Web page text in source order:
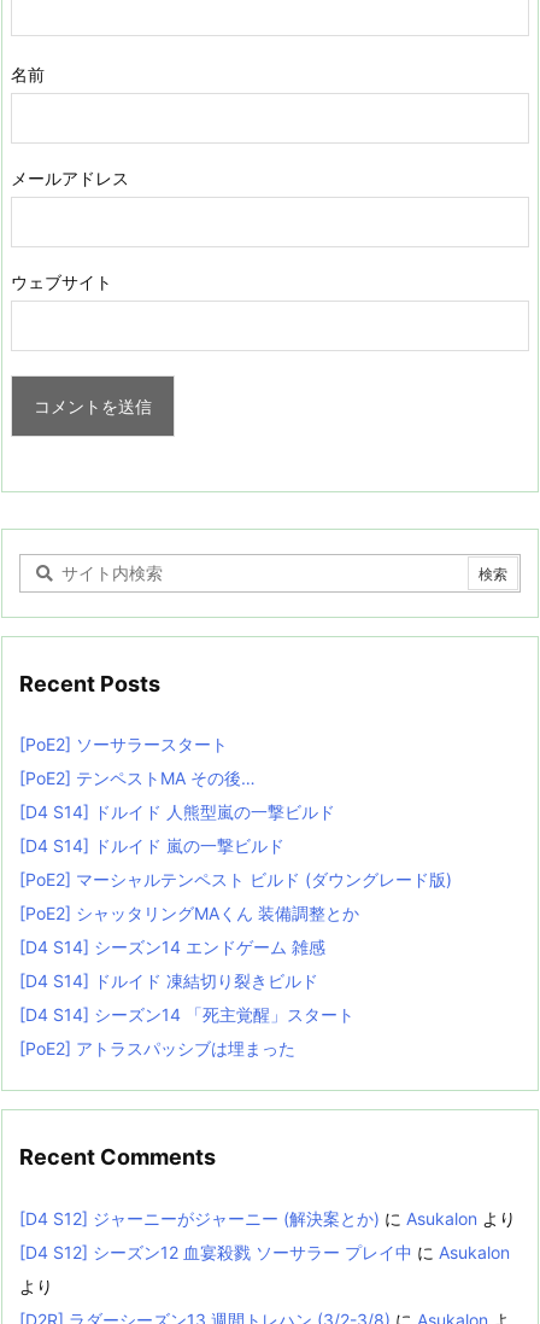
名前
メールアドレス
ウェブサイト
Recent Posts
[PoE2] ソーサラースタート
[PoE2] テンペストMA その後…
[D4 S14] ドルイド 人熊型嵐の一撃ビルド
[D4 S14] ドルイド 嵐の一撃ビルド
[PoE2] マーシャルテンペスト ビルド (ダウングレード版)
[PoE2] シャッタリングMAくん 装備調整とか
[D4 S14] シーズン14 エンドゲーム 雑感
[D4 S14] ドルイド 凍結切り裂きビルド
[D4 S14] シーズン14 「死主覚醒」スタート
[PoE2] アトラスパッシブは埋まった
Recent Comments
[D4 S12] ジャーニーがジャーニー (解決案とか) に Asukalon より
[D4 S12] シーズン12 血宴殺戮 ソーサラー プレイ中 に Asukalon
より
[D2R] ラダーシーズン13 週間トレハン (3/2-3/8) に Asukalon よ